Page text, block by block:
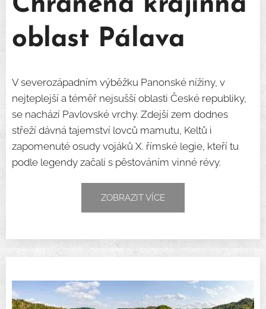
oblast Pálava
V severozápadním výběžku Panonské nížiny, v
nejteplejší a téměř nejsušší oblasti České republiky,
se nachází Pavlovské vrchy. Zdejší zem dodnes
střeží dávná tajemství lovců mamutu, Keltů i
zapomenuté osudy vojáků X. římské legie, kteří tu
podle legendy začali s pěstováním vinné révy.
ZOBRAZIT VÍCE